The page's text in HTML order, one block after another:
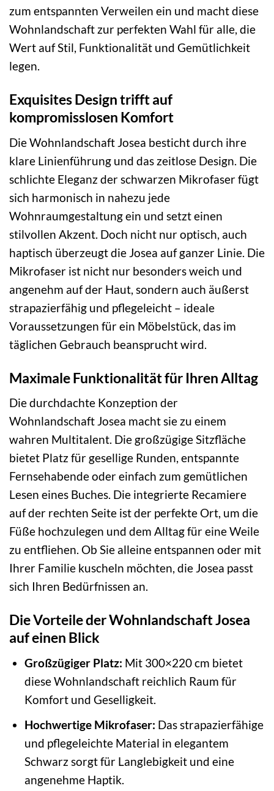
zum entspannten Verweilen ein und macht diese
Wohnlandschaft zur perfekten Wahl für alle, die
Wert auf Stil, Funktionalität und Gemütlichkeit
legen.
Exquisites Design trifft auf
kompromisslosen Komfort
Die Wohnlandschaft Josea besticht durch ihre
klare Linienführung und das zeitlose Design. Die
schlichte Eleganz der schwarzen Mikrofaser fügt
sich harmonisch in nahezu jede
Wohnraumgestaltung ein und setzt einen
stilvollen Akzent. Doch nicht nur optisch, auch
haptisch überzeugt die Josea auf ganzer Linie. Die
Mikrofaser ist nicht nur besonders weich und
angenehm auf der Haut, sondern auch äußerst
strapazierfähig und pflegeleicht – ideale
Voraussetzungen für ein Möbelstück, das im
täglichen Gebrauch beansprucht wird.
Maximale Funktionalität für Ihren Alltag
Die durchdachte Konzeption der
Wohnlandschaft Josea macht sie zu einem
wahren Multitalent. Die großzügige Sitzfläche
bietet Platz für gesellige Runden, entspannte
Fernsehabende oder einfach zum gemütlichen
Lesen eines Buches. Die integrierte Recamiere
auf der rechten Seite ist der perfekte Ort, um die
Füße hochzulegen und dem Alltag für eine Weile
zu entfliehen. Ob Sie alleine entspannen oder mit
Ihrer Familie kuscheln möchten, die Josea passt
sich Ihren Bedürfnissen an.
Die Vorteile der Wohnlandschaft Josea
auf einen Blick
Großzügiger Platz: Mit 300×220 cm bietet
diese Wohnlandschaft reichlich Raum für
Komfort und Geselligkeit.
Hochwertige Mikrofaser: Das strapazierfähige
und pflegeleichte Material in elegantem
Schwarz sorgt für Langlebigkeit und eine
angenehme Haptik.